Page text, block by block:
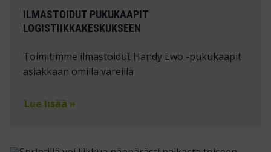
ILMASTOIDUT PUKUKAAPIT
LOGISTIIKKAKESKUKSEEN
Toimitimme ilmastoidut Handy Ewo -pukukaapit
asiakkaan omilla väreillä
Lue lisää »